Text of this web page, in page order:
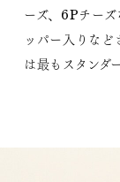
ーズ、6Pチー
ッパー入りなど
は最もスタンダ